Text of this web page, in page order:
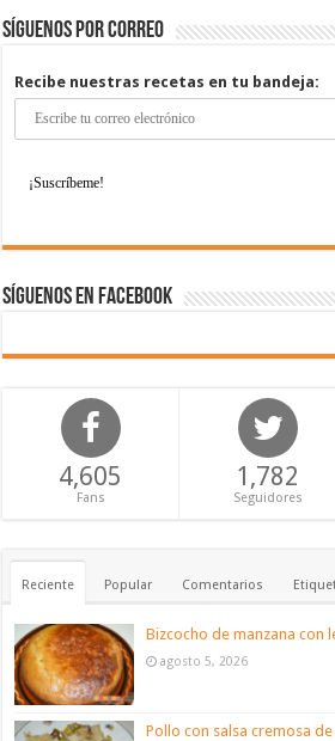
Síguenos por correo
Recibe nuestras recetas en tu bandeja:
Síguenos en Facebook
4,605
Fans
1,782
Seguidores
Reciente Popular Comentarios
Bizcocho de manzana con
agosto 5, 2026
Pollo con salsa cremosa